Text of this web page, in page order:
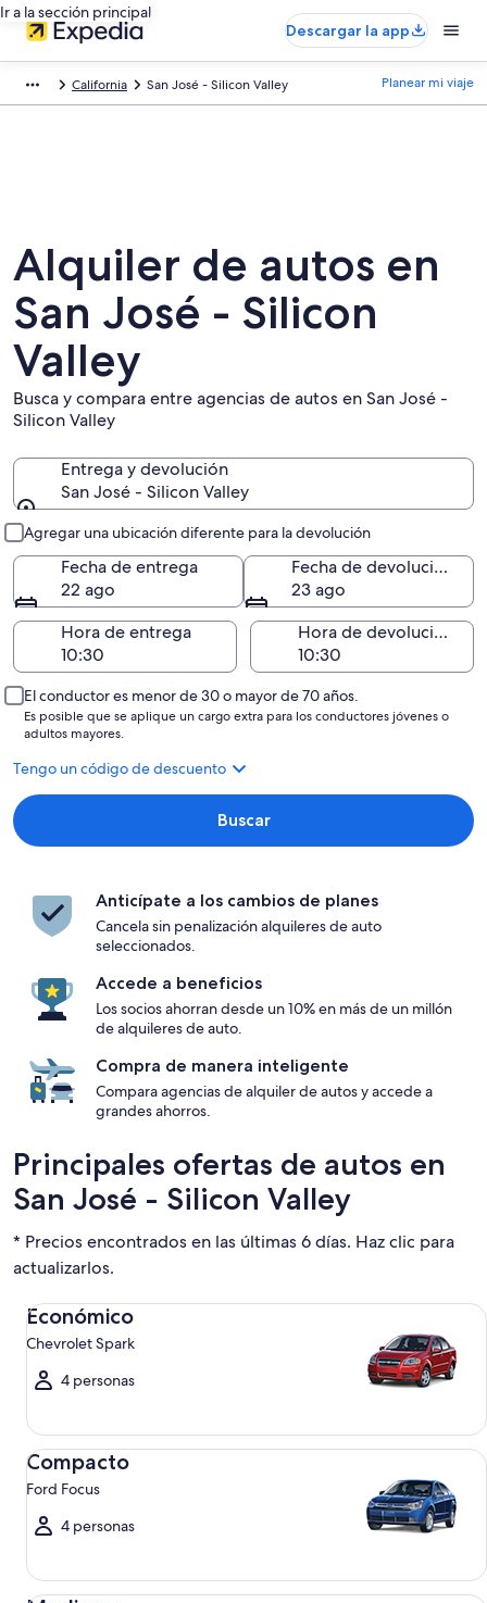
Ir a la sección principal
Descargar la app
California San José - Silicon Valley Planear mi viaje
Alquiler de autos en
San José - Silicon
Valley
Busca y compara entre agencias de autos en San José -
Silicon Valley
Entrega y devolución
San José - Silicon Valley
Agregar una ubicación diferente para la devolución
Fecha de entrega
22 ago
Fecha de devolución
23 ago
Hora de entrega
Hora de devolución
El conductor es menor de 30 o mayor de 70 años.
Es posible que se aplique un cargo extra para los conductores jóvenes o
adultos mayores.
Tengo un código de descuento
Buscar
Anticípate a los cambios de planes
Cancela sin penalización alquileres de auto
seleccionados.
Accede a beneficios
Los socios ahorran desde un 10% en más de un millón
de alquileres de auto.
Compra de manera inteligente
Compara agencias de alquiler de autos y accede a
grandes ahorros.
Principales ofertas de autos en
San José - Silicon Valley
* Precios encontrados en las últimas 6 días. Haz clic para
actualizarlos.
Económico
Chevrolet Spark
4 personas
Económico Chevrolet Spark
Compacto
Ford Focus
4 personas
Compacto Ford Focus
Mediano Toyota Corolla